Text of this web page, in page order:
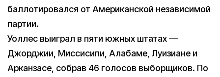
баллотировался от Американской независимой
партии.
Уоллес выиграл в пяти южных штатах —
Джорджии, Миссисипи, Алабаме, Луизиане и
Арканзасе, собрав 46 голосов выборщиков. По